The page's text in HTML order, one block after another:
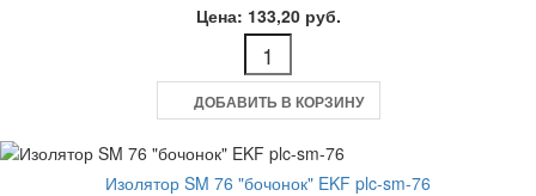
Цена: 133,20 руб.
ДОБАВИТЬ В КОРЗИНУ
Изолятор SM 76 "бочонок" EKF plc-sm-76